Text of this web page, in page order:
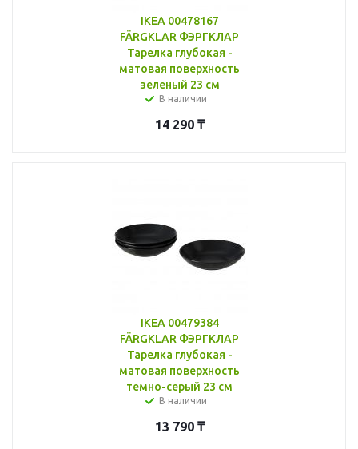
IKEA 00478167
FÄRGKLAR ФЭРГКЛАР
Тарелка глубокая -
матовая поверхность
зеленый 23 см
В наличии
14 290₸
IKEA 00479384
FÄRGKLAR ФЭРГКЛАР
Тарелка глубокая -
матовая поверхность
темно-серый 23 см
В наличии
13 790₸